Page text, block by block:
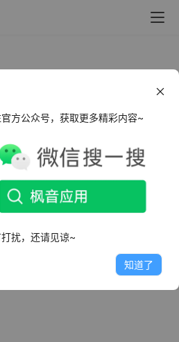
要知_v0.23 热点新闻
年2月2日
方公众号，获取更多精彩内容~
扰，还请见谅~
知道了